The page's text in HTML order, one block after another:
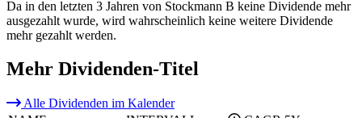
Da in den letzten 3 Jahren von Stockmann B keine Dividende mehr
ausgezahlt wurde, wird wahrscheinlich keine weitere Dividende
mehr gezahlt werden.
Mehr Dividenden-Titel
Alle Dividenden im Kalender